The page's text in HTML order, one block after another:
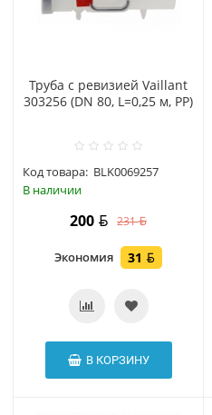
Труба с ревизией Vaillant
303256 (DN 80, L=0,25 м, PP)
Код товара: BLK0069257
В наличии
200 231
Экономия 31
В КОРЗИНУ